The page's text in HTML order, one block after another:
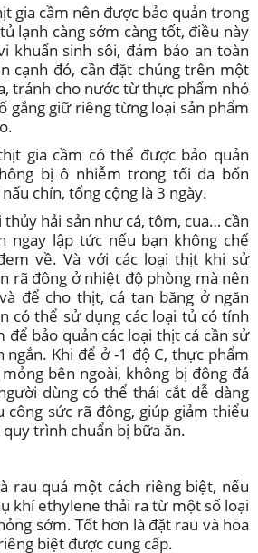
gia cầm nên được bảo quản trong
lạnh càng sớm càng tốt, điều này
khuẩn sinh sôi, đảm bảo an toàn
cạnh đó, cần đặt chúng trên một
tránh cho nước từ thực phẩm nhỏ
gắng giữ riêng từng loại sản phẩm
gia cầm có thể được bảo quản
bị ô nhiễm trong tối đa bốn
chín, tổng cộng là 3 ngày.
hải sản như cá, tôm, cua… cần
ngay lập tức nếu bạn không chế
về. Và với các loại thịt khi sử
rã đông ở nhiệt độ phòng mà nên
để cho thịt, cá tan băng ở ngăn
có thể sử dụng các loại tủ có tính
để bảo quản các loại thịt cá cần sử
Khi để ở -1 độ C, thực phẩm
bên ngoài, không bị đông đá
dùng có thể thái cắt dễ dàng
công sức rã đông, giúp giảm thiểu
trình chuẩn bị bữa ăn.
rau quả một cách riêng biệt, nếu
khí ethylene thải ra từ một số loại
sớm. Tốt hơn là đặt rau và hoa
biệt được cung cấp.